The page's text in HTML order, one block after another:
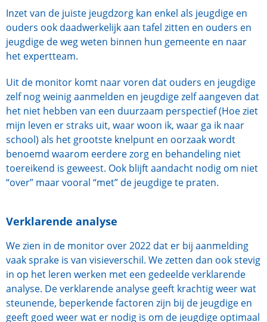
Inzet van de juiste jeugdzorg kan enkel als jeugdige en
ouders ook daadwerkelijk aan tafel zitten en ouders en
jeugdige de weg weten binnen hun gemeente en naar
het expertteam.
Uit de monitor komt naar voren dat ouders en jeugdige
zelf nog weinig aanmelden en jeugdige zelf aangeven dat
het niet hebben van een duurzaam perspectief (Hoe ziet
mijn leven er straks uit, waar woon ik, waar ga ik naar
school) als het grootste knelpunt en oorzaak wordt
benoemd waarom eerdere zorg en behandeling niet
toereikend is geweest. Ook blijft aandacht nodig om niet
“over” maar vooral “met” de jeugdige te praten.
Verklarende analyse
We zien in de monitor over 2022 dat er bij aanmelding
vaak sprake is van visieverschil. We zetten dan ook stevig
in op het leren werken met een gedeelde verklarende
analyse. De verklarende analyse geeft krachtig weer wat
steunende, beperkende factoren zijn bij de jeugdige en
geeft goed weer wat er nodig is om de jeugdige optimaal